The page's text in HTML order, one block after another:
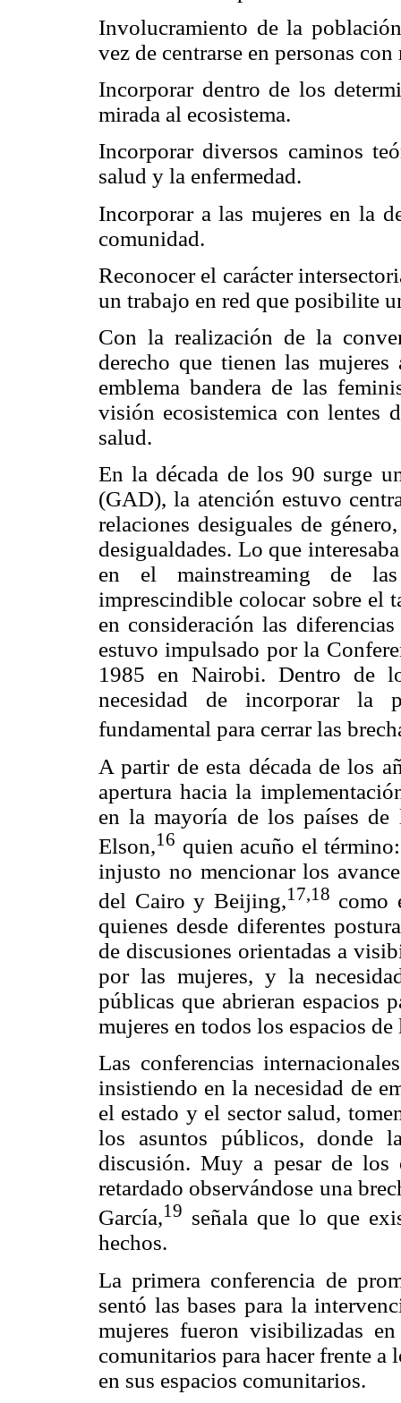
Involucramiento de la
vez de centrarse en personas
Incorporar dentro de los
mirada al ecosistema.
Incorporar diversos caminos
salud y la enfermedad.
Incorporar a las mujeres en la
comunidad.
Reconocer el carácter
un trabajo en red que posibilite
Con la realización de la
derecho que tienen las
emblema bandera de las
visión ecosistemica con lentes
salud.
En la década de los 90 surge
(GAD), la atención estuvo
relaciones desiguales de
desigualdades. Lo que
en el mainstreaming de
imprescindible colocar sobre el
en consideración las
estuvo impulsado por la
1985 en Nairobi. Dentro de
necesidad de incorporar la
fundamental para cerrar las
A partir de esta década de los
apertura hacia la
en la mayoría de los países de
Elson,16 quien acuño el
injusto no mencionar los
del Cairo y Beijing,17,18 como
quienes desde diferentes
de discusiones orientadas a
por las mujeres, y la
públicas que abrieran espacios
mujeres en todos los espacios
Las conferencias
insistiendo en la necesidad de
el estado y el sector salud,
los asuntos públicos, donde
discusión. Muy a pesar de los
retardado observándose una
García,19 señala que lo que
hechos.
La primera conferencia de
sentó las bases para la
mujeres fueron visibilizadas
comunitarios para hacer frente a
en sus espacios comunitarios.